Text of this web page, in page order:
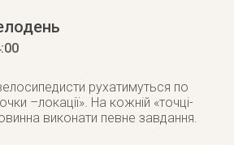
рухатимуться по
–локації». На кожній «точці-
виконати певне завдання.